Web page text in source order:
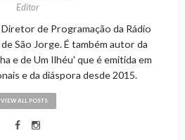
Editor
de Programação da Rádio
São Jorge. É também autor da
e de Um Ilhéu' que é emitida em
e da diáspora desde 2015.
VIEW ALL POSTS